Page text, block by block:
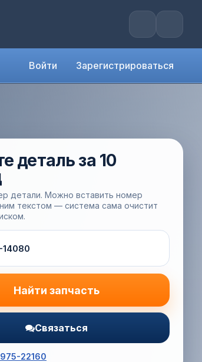
Войти Зарегистрироваться
деталь за 10
детали. Можно вставить номер
текстом — система сама очистит
Найти запчасть
Связаться
22160